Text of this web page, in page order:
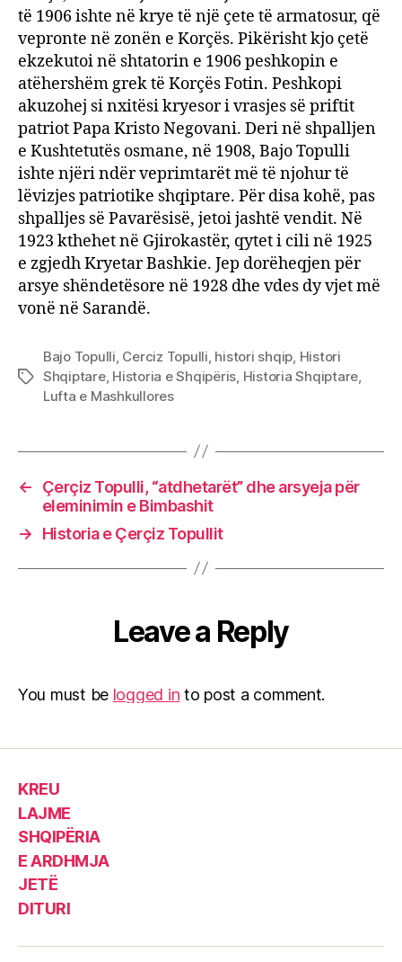
të 1906 ishte në krye të një çete të armatosur, që
vepronte në zonën e Korçës. Pikërisht kjo çetë
ekzekutoi në shtatorin e 1906 peshkopin e
atëhershëm grek të Korçës Fotin. Peshkopi
akuzohej si nxitësi kryesor i vrasjes së priftit
patriot Papa Kristo Negovani. Deri në shpalljen
e Kushtetutës osmane, në 1908, Bajo Topulli
ishte njëri ndër veprimtarët më të njohur të
lëvizjes patriotike shqiptare. Për disa kohë, pas
shpalljes së Pavarësisë, jetoi jashtë vendit. Në
1923 kthehet në Gjirokastër, qytet i cili në 1925
e zgjedh Kryetar Bashkie. Jep dorëheqjen për
arsye shëndetësore në 1928 dhe vdes dy vjet më
vonë në Sarandë.
Tags
Bajo Topulli, Cerciz Topulli, histori shqip, Histori
Shqiptare, Historia e Shqipëris, Historia Shqiptare,
Lufta e Mashkullores
←
Çerçiz Topulli, “atdhetarët” dhe arsyeja për
eleminimin e Bimbashit
→
Historia e Çerçiz Topullit
Leave a Reply
You must be logged in to post a comment.
KREU
LAJME
SHQIPËRIA
E ARDHMJA
JETË
DITURI